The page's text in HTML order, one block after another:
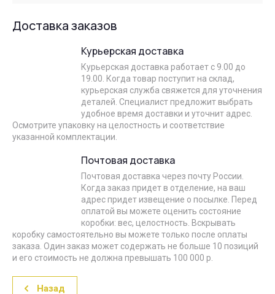
Доставка заказов
Курьерская доставка
Курьерская доставка работает с 9.00 до
19.00. Когда товар поступит на склад,
курьерская служба свяжется для уточнения
деталей. Специалист предложит выбрать
удобное время доставки и уточнит адрес.
Осмотрите упаковку на целостность и соответствие
указанной комплектации.
Почтовая доставка
Почтовая доставка через почту России.
Когда заказ придет в отделение, на ваш
адрес придет извещение о посылке. Перед
оплатой вы можете оценить состояние
коробки: вес, целостность. Вскрывать
коробку самостоятельно вы можете только после оплаты
заказа. Один заказ может содержать не больше 10 позиций
и его стоимость не должна превышать 100 000 р.
Назад